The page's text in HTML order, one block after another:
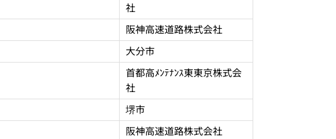
社
阪神高速道路株式会社
大分市
首都高ﾒﾝﾃﾅﾝｽ東東京株式会
社
堺市
阪神高速道路株式会社